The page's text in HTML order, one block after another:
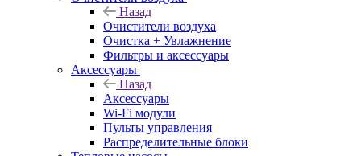
Назад
Очистители воздуха
Очистка + Увлажнение
Фильтры и аксессуары
Аксессуары
Назад
Аксессуары
Wi-Fi модули
Пульты управления
Распределительные блоки